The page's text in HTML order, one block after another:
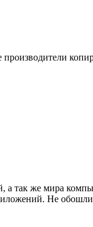
а так же мира
Не